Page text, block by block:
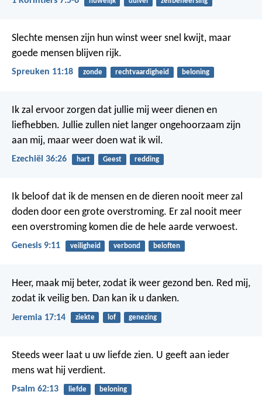
Slechte mensen zijn hun winst weer snel kwijt, maar
goede mensen blijven rijk.
Spreuken 11:18 zonde rechtvaardigheid beloning
Ik zal ervoor zorgen dat jullie mij weer dienen en
liefhebben. Jullie zullen niet langer ongehoorzaam zijn
aan mij, maar weer doen wat ik wil.
Ezechiël 36:26 hart Geest redding
Ik beloof dat ik de mensen en de dieren nooit meer zal
doden door een grote overstroming. Er zal nooit meer
een overstroming komen die de hele aarde verwoest.
Genesis 9:11 veiligheid verbond beloften
Heer, maak mij beter, zodat ik weer gezond ben. Red mij,
zodat ik veilig ben. Dan kan ik u danken.
Jeremia 17:14 ziekte lof genezing
Steeds weer laat u uw liefde zien. U geeft aan ieder
mens wat hij verdient.
Psalm 62:13 liefde beloning